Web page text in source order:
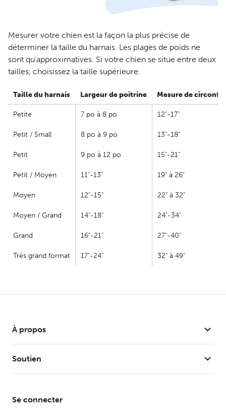
Mesurer votre chien est la façon la plus précise de
déterminer la taille du harnais. Les plages de poids ne
sont qu’approximatives. Si votre chien se situe entre deux
tailles, choisissez la taille supérieure.
Taille du harnais Largeur de poitrine Mesure de
Petite 7 po à 8 po 12"-17"
Petit / Small 8 po à 9 po 13"-18"
Petit 9 po à 12 po 15"-21"
Petit / Moyen 11"-13" 19" à 26"
Moyen 12"-15" 22" à 32"
Moyen / Grand 14"-18" 24"-34"
Grand 16"-21" 27"-40"
Très grand format 17"-24" 32" à 49"
À propos
Soutien
Se connecter